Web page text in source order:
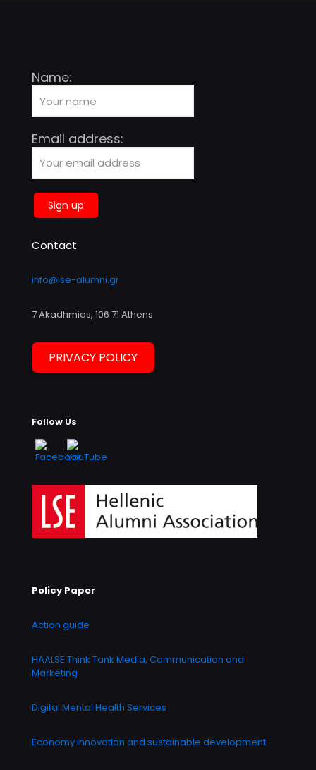
Name:
Email address:
Contact
info@lse-alumni.gr
7 Akadhmias, 106 71 Athens
PRIVACY POLICY
Follow Us
Policy Paper
Action guide
HAALSE Think Tank Media, Communication and
Marketing
Digital Mental Health Services
Economy innovation and sustainable development